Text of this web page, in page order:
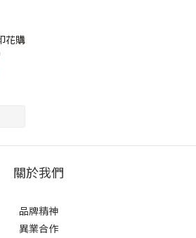
花購
關於我們
品牌精神
異業合作